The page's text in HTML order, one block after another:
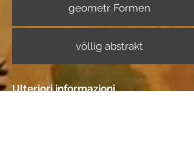
geometr. Formen
völlig abstrakt
Ulteriori informazioni